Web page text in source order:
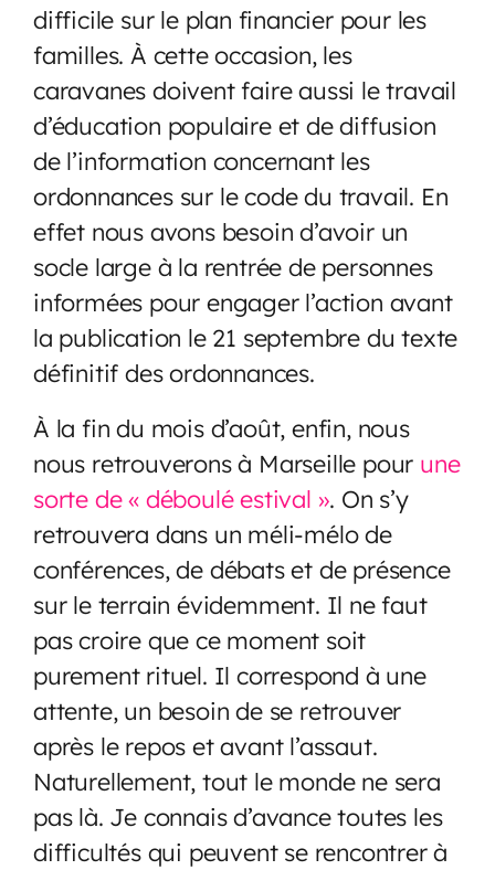
difficile sur le plan financier pour les
familles. À cette occasion, les
caravanes doivent faire aussi le travail
d’éducation populaire et de diffusion
de l’information concernant les
ordonnances sur le code du travail. En
effet nous avons besoin d’avoir un
socle large à la rentrée de personnes
informées pour engager l’action avant
la publication le 21 septembre du texte
définitif des ordonnances.
À la fin du mois d’août, enfin, nous
nous retrouverons à Marseille pour une
sorte de « déboulé estival ». On s’y
retrouvera dans un méli-mélo de
conférences, de débats et de présence
sur le terrain évidemment. Il ne faut
pas croire que ce moment soit
purement rituel. Il correspond à une
attente, un besoin de se retrouver
après le repos et avant l’assaut.
Naturellement, tout le monde ne sera
pas là. Je connais d’avance toutes les
difficultés qui peuvent se rencontrer à